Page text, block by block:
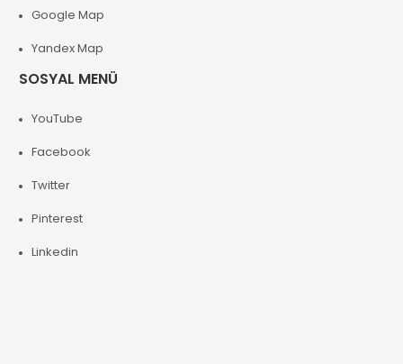
Google Map
Yandex Map
SOSYAL MENÜ
YouTube
Facebook
Twitter
Pinterest
Linkedin